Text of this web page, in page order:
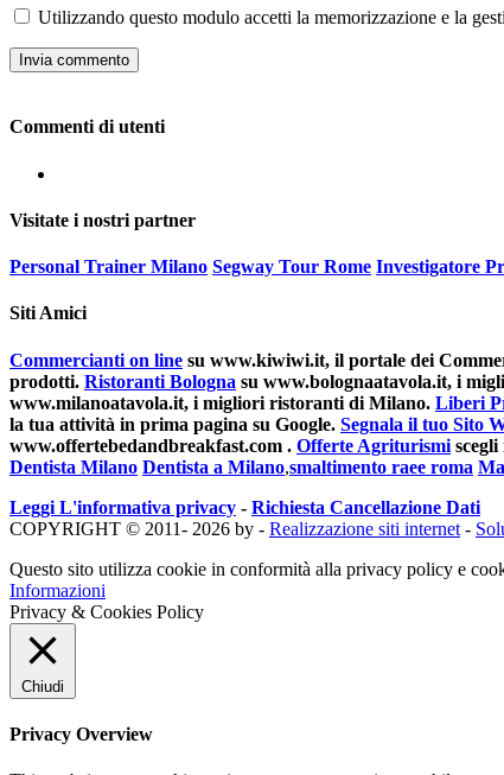
Utilizzando questo modulo accetti la memorizzazione e la
Commenti di utenti
Visitate i nostri partner
Personal Trainer Milano Segway Tour Rome Investigatore
Siti Amici
Commercianti on line su www.kiwiwi.it, il portale dei
prodotti. Ristoranti Bologna su www.bolognaatavola.it, i
www.milanoatavola.it, i migliori ristoranti di Milano. Liberi
la tua attività in prima pagina su Google. Segnala il tuo Sito
www.offertebedandbreakfast.com . Offerte Agriturismi
Dentista Milano Dentista a Milano,smaltimento raee roma
Leggi L'informativa privacy - Richiesta Cancellazione Dati
COPYRIGHT © 2011- 2026 by - Realizzazione siti internet -
Questo sito utilizza cookie in conformità alla privacy policy e
Informazioni
Privacy & Cookies Policy
Chiudi
Privacy Overview